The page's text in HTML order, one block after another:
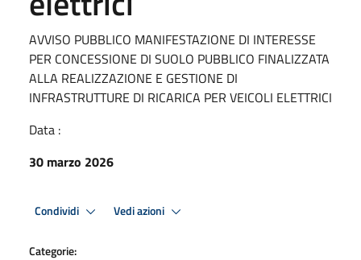
AVVISO PUBBLICO MANIFESTAZIONE DI INTERESSE
PER CONCESSIONE DI SUOLO PUBBLICO FINALIZZATA
ALLA REALIZZAZIONE E GESTIONE DI
INFRASTRUTTURE DI RICARICA PER VEICOLI ELETTRICI
Data :
30 marzo 2026
Condividi Vedi azioni
Categorie: